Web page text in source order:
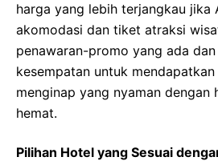
harga yang lebih terjangkau jika
akomodasi dan tiket atraksi
penawaran-promo yang ada
kesempatan untuk
menginap yang nyaman dengan
hemat.
Pilihan Hotel yang Sesuai